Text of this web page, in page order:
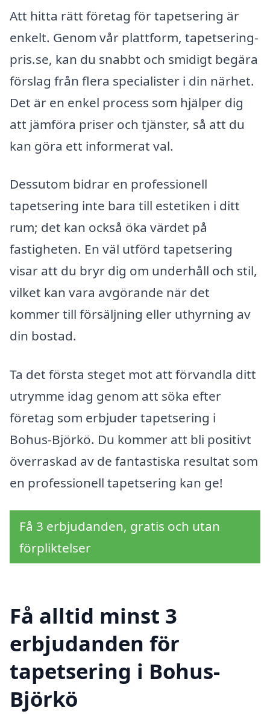
Att hitta rätt företag för tapetsering är
enkelt. Genom vår plattform, tapetsering-
pris.se, kan du snabbt och smidigt begära
förslag från flera specialister i din närhet.
Det är en enkel process som hjälper dig
att jämföra priser och tjänster, så att du
kan göra ett informerat val.
Dessutom bidrar en professionell
tapetsering inte bara till estetiken i ditt
rum; det kan också öka värdet på
fastigheten. En väl utförd tapetsering
visar att du bryr dig om underhåll och stil,
vilket kan vara avgörande när det
kommer till försäljning eller uthyrning av
din bostad.
Ta det första steget mot att förvandla ditt
utrymme idag genom att söka efter
företag som erbjuder tapetsering i
Bohus-Björkö. Du kommer att bli positivt
överraskad av de fantastiska resultat som
en professionell tapetsering kan ge!
Få 3 erbjudanden, gratis och utan
förpliktelser
Få alltid minst 3
erbjudanden för
tapetsering i Bohus-
Björkö